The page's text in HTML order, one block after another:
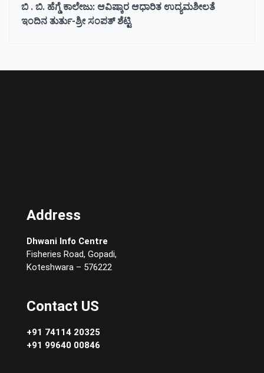
ಬಿ . ಬಿ. ಹೆಗ್ಡೆ ಕಾಲೇಜು: ಆವಿಷ್ಕಾರ ಆಧಾರಿತ ಉದ್ಯಮಶೀಲತೆ
ಇಂದಿನ ತುರ್ತು-ಶ್ರೀ ಸಂಪತ್ ಶೆಟ್ಟಿ
Address
Dhwani Info Centre
Fisheries Road, Gopadi,
Koteshwara – 576222
Contact US
+91 74114 20325
+91 99640 00846